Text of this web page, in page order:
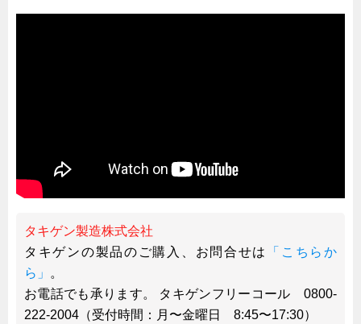
タキゲン製造株式会社
タキゲンの製品のご購入、お問合せは
「こちらか
ら」
。
お電話でも承ります。 タキゲンフリーコール 0800-
222-2004（受付時間：月〜金曜日 8:45〜17:30）